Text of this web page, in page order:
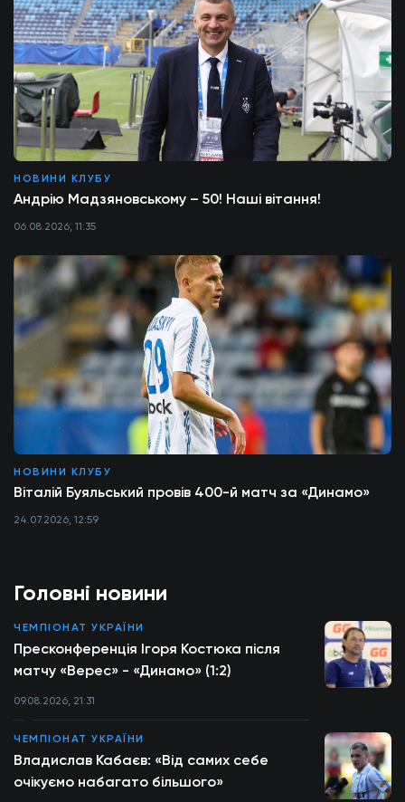
Головні новини
ЧЕМПІОНАТ УКРАЇНИ
Пресконференція Ігоря Костюка після
матчу «Верес» - «Динамо» (1:2)
09.08.2026, 21:31
ЧЕМПІОНАТ УКРАЇНИ
Владислав Кабаєв: «Від самих себе
очікуємо набагато більшого»
НОВИНИ КЛУБУ
Андрію Мадзяновському – 50! Наші вітання!
06.08.2026, 11:35
НОВИНИ КЛУБУ
Віталій Буяльський провів 400-й матч за «Динамо»
24.07.2026, 12:59